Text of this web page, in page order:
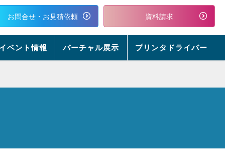
お問合せ・お見積依頼 資料請求
イベント情報 バーチャル展示 プリンタドライバー